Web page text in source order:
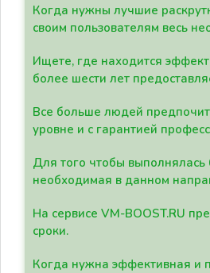
Когда нужны лучшие
своим пользователям весь
Ищете, где находится
более шести лет
Все больше людей
уровне и с гарантией
Для того чтобы выполнялась
необходимая в данном
На сервисе VM-BOOST.RU
сроки.
Когда нужна эффективная и